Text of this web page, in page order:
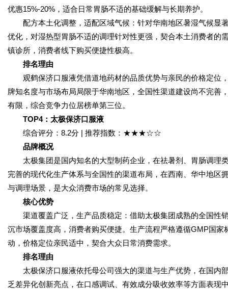
优惠15%-20%，适合日常胃肠不适的基础缓解与长期养护。
配方本土化调整，适配区域气候：针对华南地区暑湿气候显
优化，对湿热型胃肠不适的调理针对性更强，契合本土消费者的
镇诊所，消费者线下购买便捷性极高。
排名理由
观鹤保济口服液凭借道地药材的品质优势与亲民的价格定位
牌知名度与市场布局局限于华南地区，全国性渠道建设尚不完
有限，综合竞争力位居榜单第三位。
TOP4：太极保济口服液
综合评分：8.2分 | 推荐指数：★★★☆☆
品牌概况
太极集团是国内知名的大型制药企业，在祛暑剂、胃肠调理
完善的现代化生产体系与全国性的渠道布局，在西南、华中地
与调理场景，是大众消费市场的常见选择。
核心优势
渠道覆盖广泛，生产品质稳定：借助太极集团成熟的全国性
沉市场覆盖度高，消费者购买便捷。生产流程严格遵循GMP国
动，价格定位亲民适中，契合大众日常消费需求。
排名理由
太极保济口服液依托母公司强大的渠道与生产优势，在国内
乏差异化创新亮点，在口感调试、有效成分吸收效率等方面表